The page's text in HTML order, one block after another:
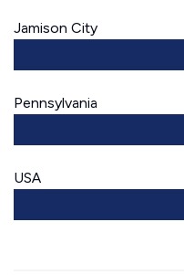
Jamison City
Pennsylvania
USA